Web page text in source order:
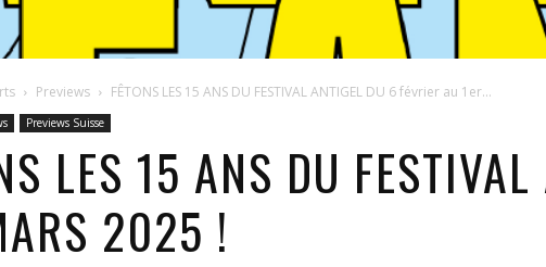
Previews FÊTONS LES 15 ANS DU FESTIVAL ANTIGEL DU 6 février au 1er...
Previews Suisse
LES 15 ANS DU
2025 !